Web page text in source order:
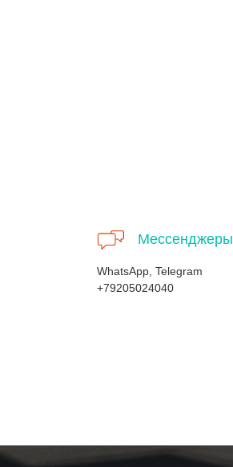
Мессенджеры
WhatsApp, Telegram
+79205024040